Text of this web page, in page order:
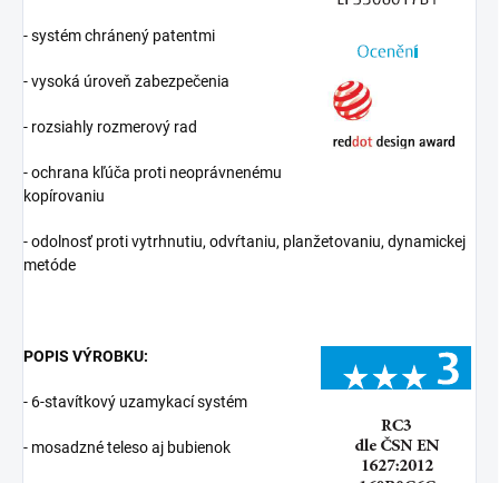
- systém chránený patentmi
- vysoká úroveň zabezpečenia
- rozsiahly rozmerový rad
- ochrana kľúča proti neoprávnenému
kopírovaniu
- odolnosť proti vytrhnutiu, odvŕtaniu, planžetovaniu, dynamickej
metóde
POPIS VÝROBKU:
- 6-stavítkový uzamykací systém
- mosadzné teleso aj bubienok